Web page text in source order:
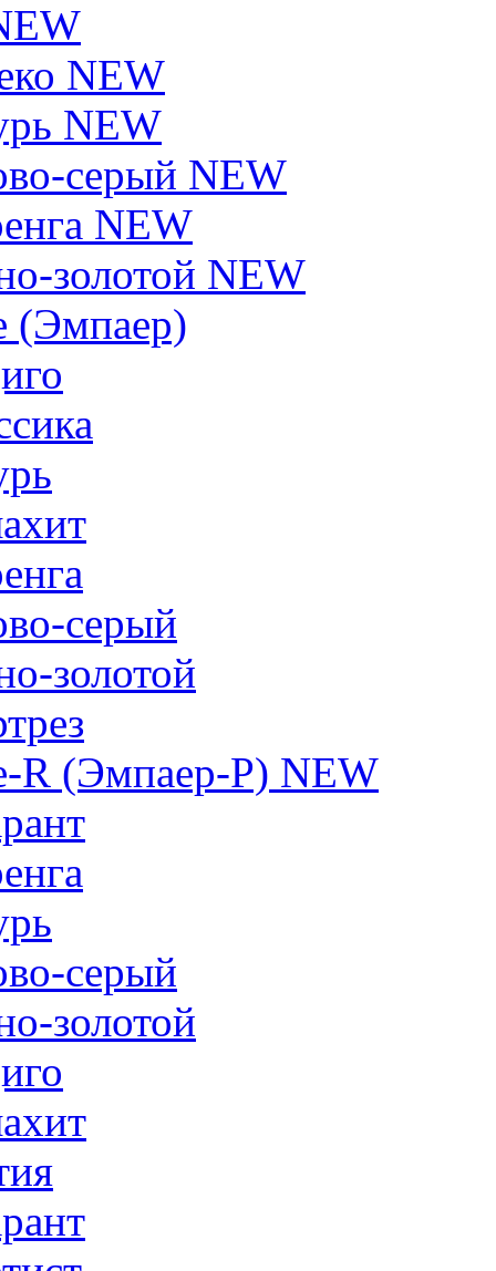
NEW
NEW
серый NEW
NEW
золотой NEW
(Эмпаер)
серый
золотой
R (Эмпаер-P) NEW
серый
золотой